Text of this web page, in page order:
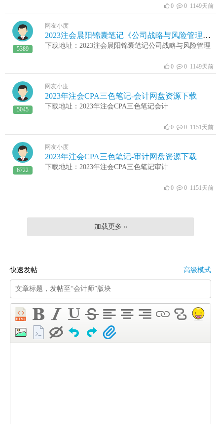
0 0 1149天前
5389
网友小度
2023注会晨阳锦囊笔记《公司战略与风险管理》网盘资源下载
下载地址：2023注会晨阳锦囊笔记公司战略与风险管理
0 0 1149天前
5045
网友小度
2023年注会CPA三色笔记-会计网盘资源下载
下载地址：2023年注会CPA三色笔记会计
0 0 1151天前
6722
网友小度
2023年注会CPA三色笔记-审计网盘资源下载
下载地址：2023年注会CPA三色笔记审计
0 0 1151天前
加载更多 »
快速发帖 高级模式